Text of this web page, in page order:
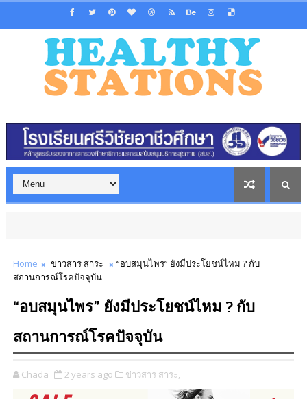
Home ข่าวสาร สาระ
“อบสมุนไพร” ยังมีประโยชน์ไหม ? กับ
สถานการณ์โรคปัจจุบัน
“อบสมุนไพร” ยังมีประโยชน์ไหม ? กับ
สถานการณ์โรคปัจจุบัน
Chada 2 years ago ข่าวสาร สาระ,